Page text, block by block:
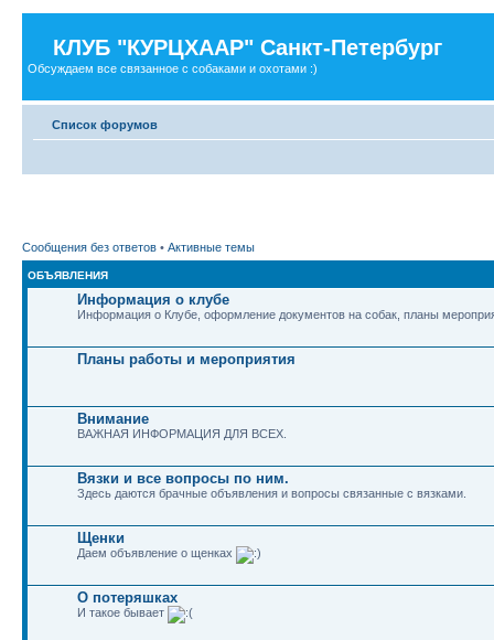
КЛУБ "КУРЦХААР" Санкт-Петербург
Обсуждаем все связанное с собаками и охотами :)
Список форумов
Сообщения без ответов • Активные темы
ОБЪЯВЛЕНИЯ
Информация о клубе
Информация о Клубе, оформление документов на собак, планы
Планы работы и мероприятия
Внимание
ВАЖНАЯ ИНФОРМАЦИЯ ДЛЯ ВСЕХ.
Вязки и все вопросы по ним.
Здесь даются брачные объявления и вопросы связанные с вязками.
Щенки
Даем объявление о щенках
О потеряшках
И такое бывает